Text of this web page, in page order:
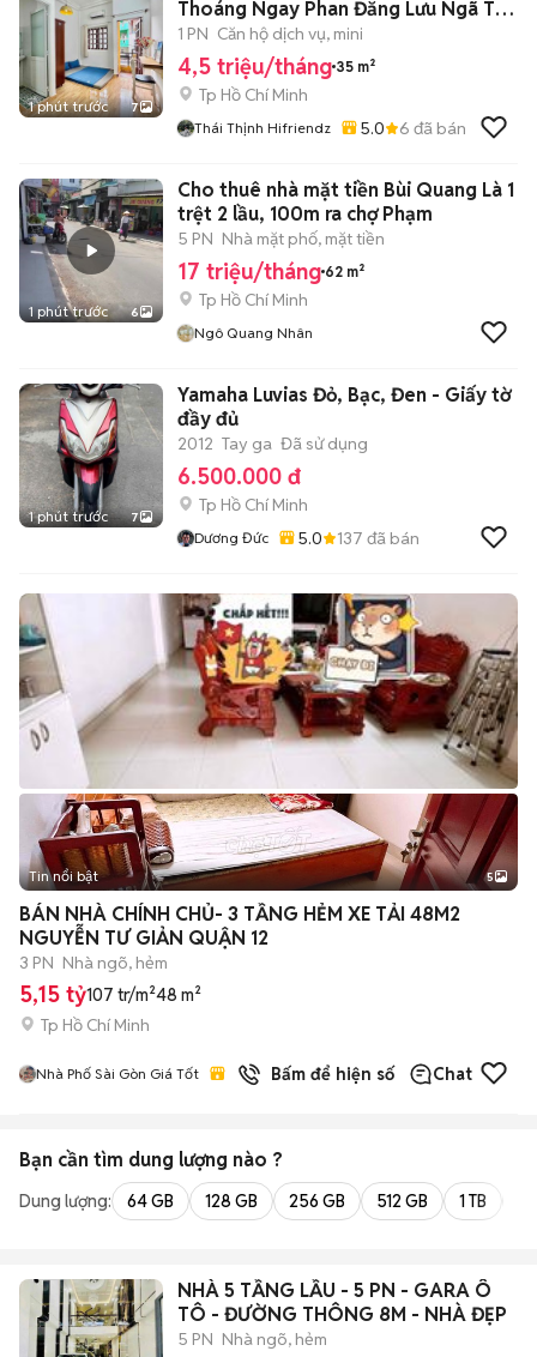
1 phút trước 7
Thoáng Ngay Phan Đăng Lưu Ngã Tư
Phú Nhuận
1 PN Căn hộ dịch vụ, mini
4,5 triệu/tháng 35 m²
Tp Hồ Chí Minh
Thái Thịnh Hifriendz 5.0 6 đã bán
1 phút trước 6
Cho thuê nhà mặt tiền Bùi Quang Là 1
trệt 2 lầu, 100m ra chợ Phạm
5 PN Nhà mặt phố, mặt tiền
17 triệu/tháng 62 m²
Tp Hồ Chí Minh
Ngô Quang Nhân
1 phút trước 7
Yamaha Luvias Đỏ, Bạc, Đen - Giấy tờ
đầy đủ
2012 Tay ga Đã sử dụng
6.500.000 đ
Tp Hồ Chí Minh
Dương Đức 5.0 137 đã bán
Tin nổi bật 5
BÁN NHÀ CHÍNH CHỦ- 3 TẦNG HẺM XE TẢI 48M2
NGUYỄN TƯ GIẢN QUẬN 12
3 PN Nhà ngõ, hẻm
5,15 tỷ107 tr/m²48 m²
Tp Hồ Chí Minh
Nhà Phố Sài Gòn Giá Tốt Bấm để hiện số Chat
Bạn cần tìm dung lượng nào ?
Dung lượng: 64 GB 128 GB 256 GB 512 GB 1 TB
NHÀ 5 TẦNG LẦU - 5 PN - GARA Ô
TÔ - ĐƯỜNG THÔNG 8M - NHÀ ĐẸP
5 PN Nhà ngõ, hẻm